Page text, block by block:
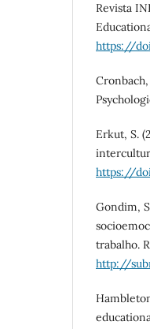
Revista
https://
Erkut, S.
https://
Gondim,
trabalho.
http://